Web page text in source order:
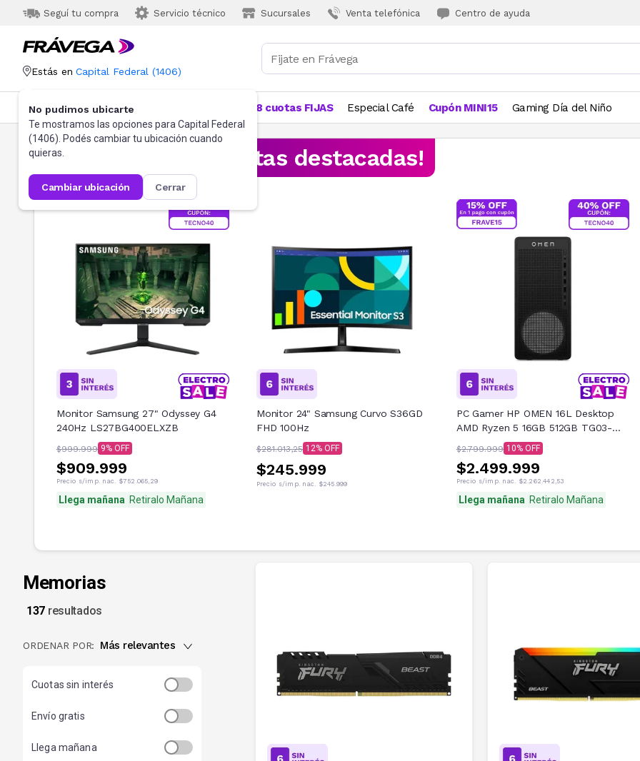
Seguí tu compra Servicio técnico Sucursales Venta telefónica Centro de ayuda
Estás en Capital Federal (1406)
No pudimos ubicarte
Te mostramos las opciones para Capital Federal
(1406). Podés cambiar tu ubicación cuando
quieras.
cambiar ubicación cerrar
Categorías Más Vendidos 18 cuotas FIJAS Especial Café Cupón MINI15 Gaming Día del Niño
¡Aprovechá las ofertas destacadas!
Monitor Samsung 27" Odyssey G4
240Hz LS27BG400ELXZB
$999.999 9
$909.999
Precio s/imp. nac. $752.065,29
Llega mañana Retiralo Mañana
Monitor 24" Samsung Curvo S36GD
FHD 100Hz
$281.013,25 12
$245.999
Precio s/imp. nac. $245.999
PC Gamer HP OMEN 16L Desktop
AMD Ryzen 5 16GB 512GB TG03-
$2.799.999 10
$2.499.999
Precio s/imp. nac. $2.262.442,53
Llega mañana Retiralo Mañana
Memorias
137 resultados
ORDENAR POR: Más relevantes
Cuotas sin interés
Envío gratis
Llega mañana